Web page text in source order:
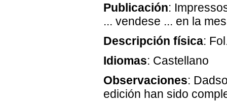
Publicación:
... vendese ... en la
Descripción física:
Idiomas: Castellano
Observaciones:
edición han sido